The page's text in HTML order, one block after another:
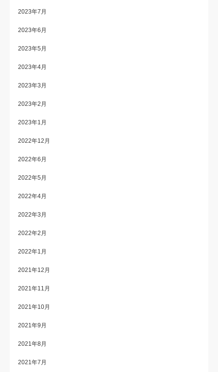
2023年7月
2023年6月
2023年5月
2023年4月
2023年3月
2023年2月
2023年1月
2022年12月
2022年6月
2022年5月
2022年4月
2022年3月
2022年2月
2022年1月
2021年12月
2021年11月
2021年10月
2021年9月
2021年8月
2021年7月